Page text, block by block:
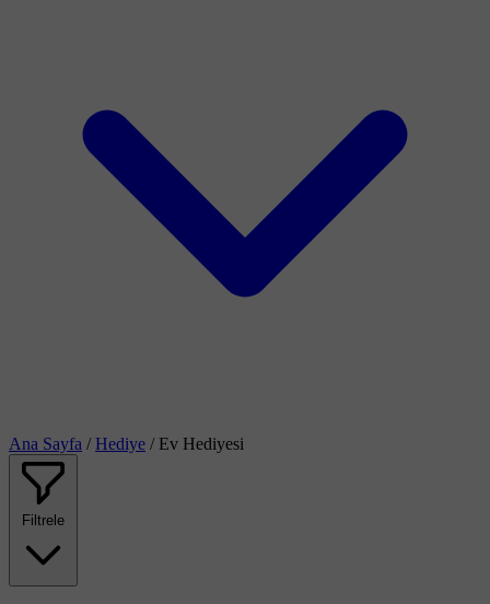
Ana Sayfa / Hediye / Ev Hediyesi
Filtrele